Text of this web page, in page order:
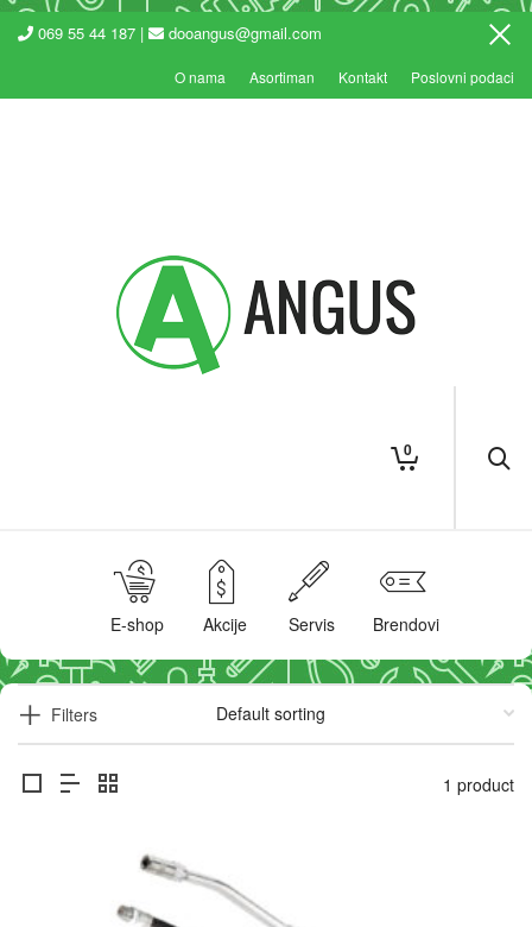
069 55 44 187 | dooangus@gmail.com
O nama Asortiman Kontakt Poslovni podaci
0
E-shop Akcije Servis Brendovi
Filters
1 product